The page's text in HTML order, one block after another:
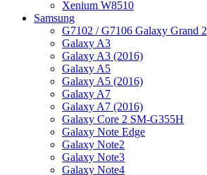
Xenium W8510
Samsung
G7102 / G7106 Galaxy Grand 2
Galaxy A3
Galaxy A3 (2016)
Galaxy A5
Galaxy A5 (2016)
Galaxy A7
Galaxy A7 (2016)
Galaxy Core 2 SM-G355H
Galaxy Note Edge
Galaxy Note2
Galaxy Note3
Galaxy Note4